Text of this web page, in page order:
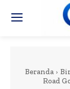
Beranda
Road